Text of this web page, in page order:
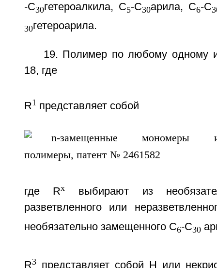
-С30гетероалкила, С5-С30арила, С6-С
30гетероарила.
19. Полимер по любому одному
18, где
R1 представляет собой
где Rx
выбирают из
разветвленного или
необязательно замещенного С6-С30
R3представляет собой Н или